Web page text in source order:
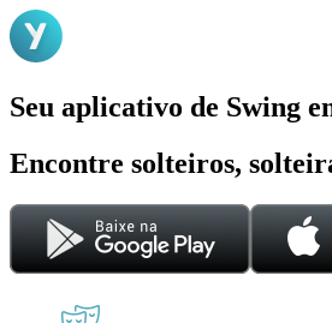
Seu aplicativo de Swing
Encontre solteiros,